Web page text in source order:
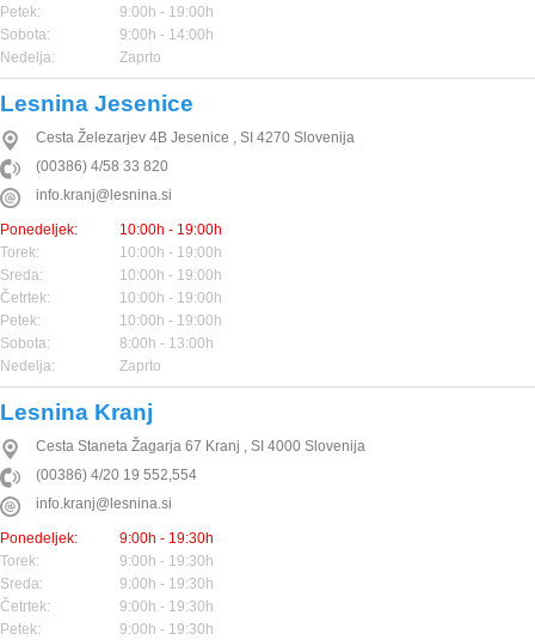
Petek:
9:00h - 19:00h
Sobota:
9:00h - 14:00h
Nedelja:
Zaprto
Lesnina Jesenice
Cesta Železarjev 4B Jesenice , SI 4270 Slovenija
(00386) 4/58 33 820
info.kranj@lesnina.si
Ponedeljek:
10:00h - 19:00h
Torek:
10:00h - 19:00h
Sreda:
10:00h - 19:00h
Četrtek:
10:00h - 19:00h
Petek:
10:00h - 19:00h
Sobota:
8:00h - 13:00h
Nedelja:
Zaprto
Lesnina Kranj
Cesta Staneta Žagarja 67 Kranj , SI 4000 Slovenija
(00386) 4/20 19 552,554
info.kranj@lesnina.si
Ponedeljek:
9:00h - 19:30h
Torek:
9:00h - 19:30h
Sreda:
9:00h - 19:30h
Četrtek:
9:00h - 19:30h
Petek:
9:00h - 19:30h